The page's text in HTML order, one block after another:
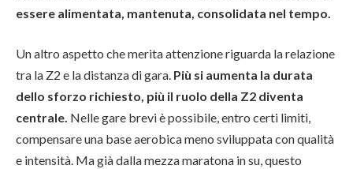
essere alimentata, mantenuta, consolidata nel tempo.
Un altro aspetto che merita attenzione riguarda la relazione
tra la Z2 e la distanza di gara. Più si aumenta la durata
dello sforzo richiesto, più il ruolo della Z2 diventa
centrale. Nelle gare brevi è possibile, entro certi limiti,
compensare una base aerobica meno sviluppata con qualità
e intensità. Ma già dalla mezza maratona in su, questo